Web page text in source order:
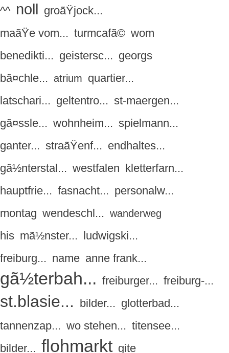
^^ noll groãŸjock...
maãŸe vom... turmcafã© wom
benedikti... geistersc... georgs
bã¤chle... atrium quartier...
latschari... geltentro... st-maergen...
gã¤ssle... wohnheim... spielmann...
ganter... straãŸenf... endhaltes...
gã½nterstal... westfalen kletterfarn...
hauptfrie... fasnacht... personalw...
montag wendeschl... wanderweg
his mã½nster... ludwigski...
freiburg... name anne frank...
gã½terbah... freiburger... freiburg-...
st.blasie... bilder... glotterbad...
tannenzap... wo stehen... titensee...
bilder... flohmarkt gite